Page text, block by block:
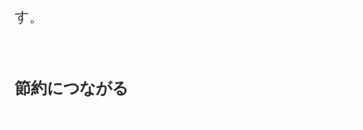
す。
節約につながる